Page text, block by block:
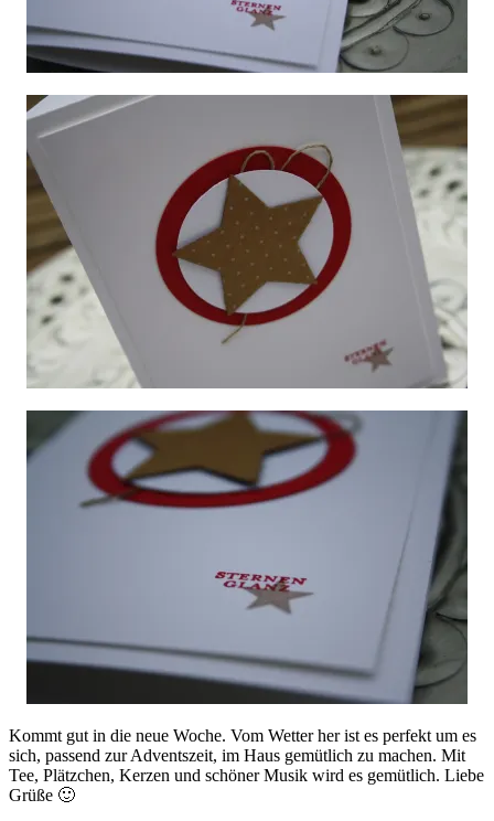
Kommt gut in die neue Woche. Vom Wetter her ist es perfekt um es
sich, passend zur Adventszeit, im Haus gemütlich zu machen. Mit
Tee, Plätzchen, Kerzen und schöner Musik wird es gemütlich. Liebe
Grüße 🙂